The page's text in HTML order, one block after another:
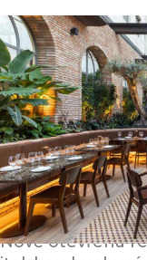
Nově otevřená